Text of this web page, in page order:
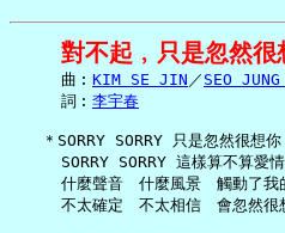
對不起﹐只是忽然
     曲︰
KIM SE JIN ／ SEO
     詞︰
李宇春
   ＊SORRY SORRY 只是忽然很想你
     SORRY SORRY 這樣算不算愛情
什麼聲音　什麼風景　觸動了我
不太確定　不太相信　會忽然很